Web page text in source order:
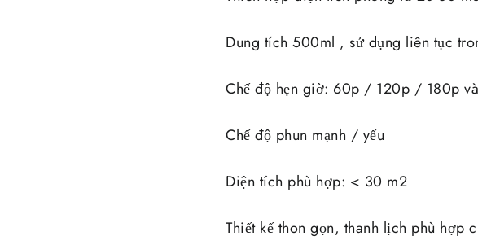
Dung tích 500ml , sử dụng liên tục
Chế độ hẹn giờ: 60p / 120p / 180p
Chế độ phun mạnh / yếu
Diện tích phù hợp: < 30 m2
Thiết kế thon gọn, thanh lịch phù